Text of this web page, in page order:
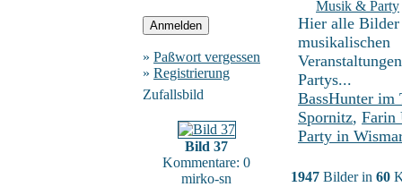
» Paßwort vergessen
» Registrierung
Zufallsbild
Bild 37
Kommentare: 0
mirko-sn
Musik & Party
Hier alle
musikalischen
Partys...
BassHunter im
Spornitz, Farin
Party in
1947 Bilder in 60